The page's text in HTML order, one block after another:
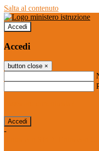
Salta al contenuto
Accedi
Accedi
button close ×
-